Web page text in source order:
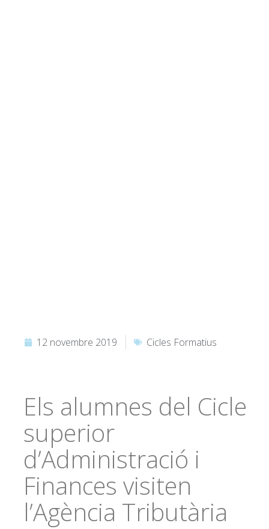
12 novembre 2019 Cicles Formatius
Els alumnes del Cicle
superior
d’Administració i
Finances visiten
l’Agència Tributària